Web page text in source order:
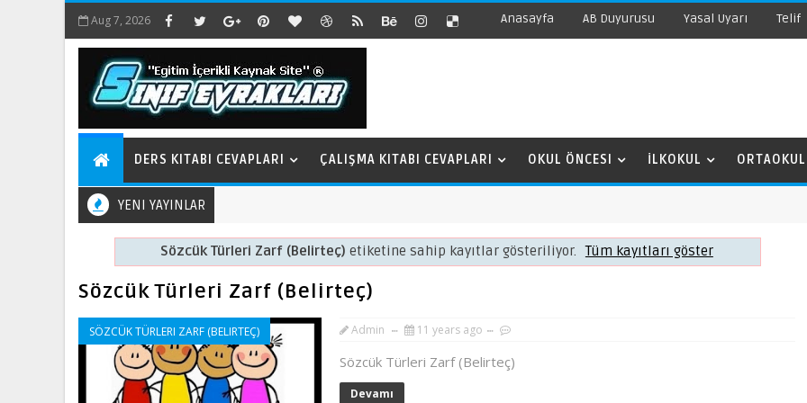
Aug 7, 2026 Anasayfa AB Duyurusu Yasal Uyarı Telif
DERS KITABI CEVAPLARI ÇALIŞMA KITABI CEVAPLARI OKUL ÖNCESI İLKOKUL ORTAOKUL
YENI YAYINLAR
Sözcük Türleri Zarf (Belirteç) etiketine sahip kayıtlar gösteriliyor. Tüm kayıtları göster
Sözcük Türleri Zarf (Belirteç)
SÖZCÜK TÜRLERI ZARF (BELIRTEÇ) Admin 11 years ago
Sözcük Türleri Zarf (Belirteç)
Devamı